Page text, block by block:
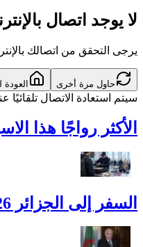
لا يوجد اتصال
يرجى التحقق من اتصالك
حاول مرة أخرى
سيتم استعادة الاتصال تلقائيًا
الأكثر رواجًا هذا
السفر إلى الجزائر 2026 : الأمتعة والأغراض المسموح بها وحدودها